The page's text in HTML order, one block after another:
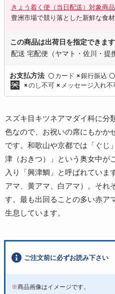
きょう着く便（当日配送）対象商品
豊洲市場で競り落とした新鮮な食
この商品は出荷日を指定できます
配送 宅配便（ヤマト・佐川・提
お支払方法 〇 カード ×銀行振込 〇
×のし不可 × メッセージ入れ不
スズキ目キツネアマダイ科に分
色なので、お祝いの席にもかか
です。和歌山や京都では「ぐじ
津（おきつ）」という奥女中が
入り「興津鯛」と呼ばれていま
アマ、黄アマ、白アマ）。それ
す。最も出回ることの多い赤ア
生息しています。
ご注文前に必ずお読み下さい
※商品画像はイメージです。